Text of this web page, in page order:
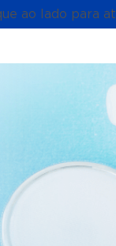
ao lado para